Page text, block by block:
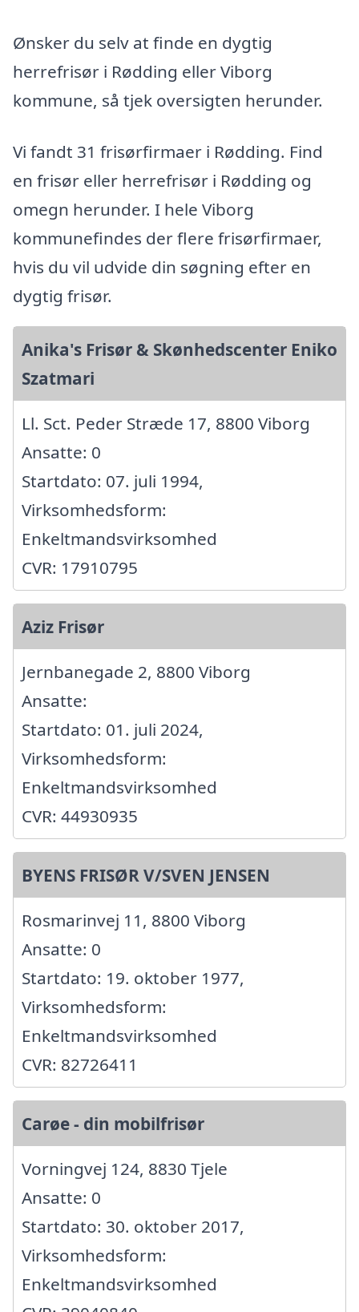
Ønsker du selv at finde en dygtig
herrefrisør i Rødding eller Viborg
kommune, så tjek oversigten herunder.
Vi fandt 31 frisørfirmaer i Rødding. Find
en frisør eller herrefrisør i Rødding og
omegn herunder. I hele Viborg
kommunefindes der flere frisørfirmaer,
hvis du vil udvide din søgning efter en
dygtig frisør.
Anika's Frisør & Skønhedscenter Eniko
Szatmari
Ll. Sct. Peder Stræde 17, 8800 Viborg
Ansatte: 0
Startdato: 07. juli 1994,
Virksomhedsform:
Enkeltmandsvirksomhed
CVR: 17910795
Aziz Frisør
Jernbanegade 2, 8800 Viborg
Ansatte:
Startdato: 01. juli 2024,
Virksomhedsform:
Enkeltmandsvirksomhed
CVR: 44930935
BYENS FRISØR V/SVEN JENSEN
Rosmarinvej 11, 8800 Viborg
Ansatte: 0
Startdato: 19. oktober 1977,
Virksomhedsform:
Enkeltmandsvirksomhed
CVR: 82726411
Carøe - din mobilfrisør
Vorningvej 124, 8830 Tjele
Ansatte: 0
Startdato: 30. oktober 2017,
Virksomhedsform:
Enkeltmandsvirksomhed